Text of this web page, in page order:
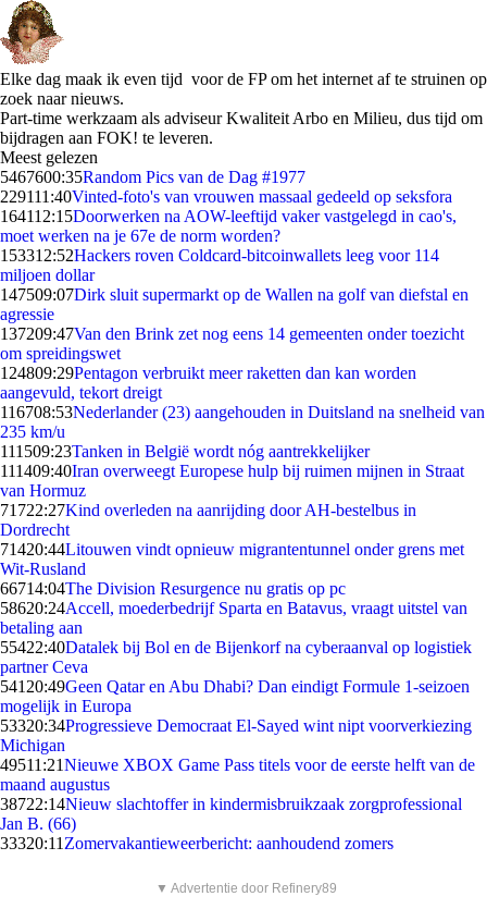
Elke dag maak ik even tijd voor de FP om het internet af te struinen op
zoek naar nieuws.
Part-time werkzaam als adviseur Kwaliteit Arbo en Milieu, dus tijd om
bijdragen aan FOK! te leveren.
Meest gelezen
5467600:35Random Pics van de Dag #1977
229111:40Vinted-foto's van vrouwen massaal gedeeld op seksfora
164112:15Doorwerken na AOW-leeftijd vaker vastgelegd in cao's,
moet werken na je 67e de norm worden?
153312:52Hackers roven Coldcard-bitcoinwallets leeg voor 114
miljoen dollar
147509:07Dirk sluit supermarkt op de Wallen na golf van diefstal en
agressie
137209:47Van den Brink zet nog eens 14 gemeenten onder toezicht
om spreidingswet
124809:29Pentagon verbruikt meer raketten dan kan worden
aangevuld, tekort dreigt
116708:53Nederlander (23) aangehouden in Duitsland na snelheid van
235 km/u
111509:23Tanken in België wordt nóg aantrekkelijker
111409:40Iran overweegt Europese hulp bij ruimen mijnen in Straat
van Hormuz
71722:27Kind overleden na aanrijding door AH-bestelbus in
Dordrecht
71420:44Litouwen vindt opnieuw migrantentunnel onder grens met
Wit-Rusland
66714:04The Division Resurgence nu gratis op pc
58620:24Accell, moederbedrijf Sparta en Batavus, vraagt uitstel van
betaling aan
55422:40Datalek bij Bol en de Bijenkorf na cyberaanval op logistiek
partner Ceva
541 20:49Geen Qatar en Abu Dhabi? Dan eindigt Formule 1-seizoen
mogelijk in Europa
53320:34Progressieve Democraat El-Sayed wint nipt voorverkiezing
Michigan
49511:21Nieuwe XBOX Game Pass titels voor de eerste helft van de
maand augustus
38722:14Nieuw slachtoffer in kindermisbruikzaak zorgprofessional
Jan B. (66)
33320:11 Zomervakantieweerbericht: aanhoudend zomers
▼ Advertentie door Refinery89